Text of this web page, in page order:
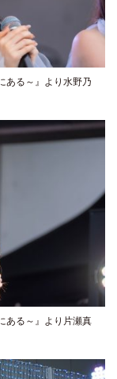
ある～』より水野乃
ある～』より片瀬真